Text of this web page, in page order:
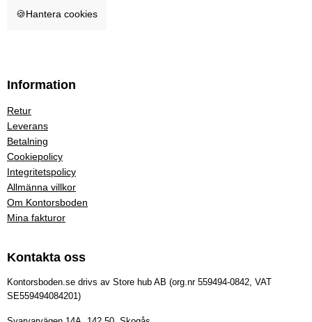
🍪Hantera cookies
Information
Retur
Leverans
Betalning
Cookiepolicy
Integritetspolicy
Allmänna villkor
Om Kontorsboden
Mina fakturor
Kontakta oss
Kontorsboden.se drivs av Store hub AB (org.nr 559494-0842, VAT
SE559494084201)